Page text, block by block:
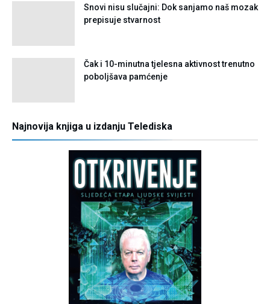
Snovi nisu slučajni: Dok sanjamo naš mozak
prepisuje stvarnost
Čak i 10-minutna tjelesna aktivnost trenutno
poboljšava pamćenje
Najnovija knjiga u izdanju Telediska